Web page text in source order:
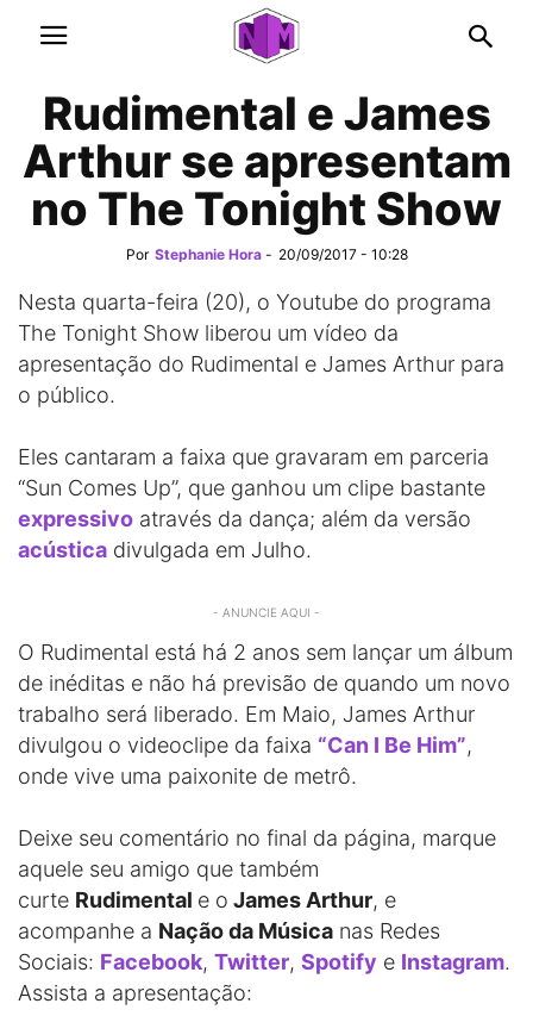
Rudimental e James
Arthur se apresentam
no The Tonight Show
Por Stephanie Hora - 20/09/2017 - 10:28
Nesta quarta-feira (20), o Youtube do programa
The Tonight Show liberou um vídeo da
apresentação do Rudimental e James Arthur para
o público.
Eles cantaram a faixa que gravaram em parceria
“Sun Comes Up”, que ganhou um clipe bastante
expressivo através da dança; além da versão
acústica divulgada em Julho.
- ANUNCIE AQUI -
O Rudimental está há 2 anos sem lançar um álbum
de inéditas e não há previsão de quando um novo
trabalho será liberado. Em Maio, James Arthur
divulgou o videoclipe da faixa “Can I Be Him”,
onde vive uma paixonite de metrô.
Deixe seu comentário no final da página, marque
aquele seu amigo que também
curte Rudimental e o James Arthur, e
acompanhe a Nação da Música nas Redes
Sociais: Facebook, Twitter, Spotify e Instagram.
Assista a apresentação: